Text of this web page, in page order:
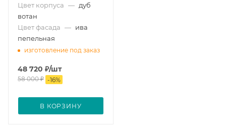
Цвет корпуса — дуб
вотан
Цвет фасада — ива
пепельная
изготовление под заказ
48 720 ₽/шт
58 000₽ -16%
В КОРЗИНУ